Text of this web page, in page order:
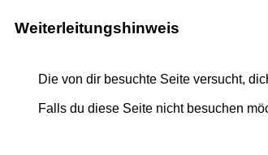
Weiterleitungshinweis
Die von dir besuchte Seite versucht,
Falls du diese Seite nicht besuchen